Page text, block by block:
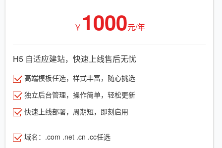
￥ 1000元/年
H5 自适应建站，快速上线售后无忧
高端模板任选，样式丰富，随心挑选
独立后台管理，操作简单，轻松更新
快速上线部署，周期短，即刻启用
域名：.com .net .cn .cc任选